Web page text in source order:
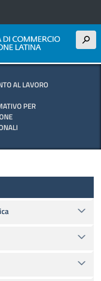
h
AL LAVORO
PER